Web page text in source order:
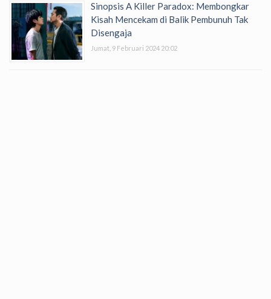
Sinopsis A Killer Paradox: Membongkar
Kisah Mencekam di Balik Pembunuh Tak
Disengaja
Jumat, 9 Februari 2024 20:02